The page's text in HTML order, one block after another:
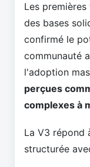
Les
des bases
confirmé le
communauté
l'adoption
perçues
complexes à
La V3 répond
structurée